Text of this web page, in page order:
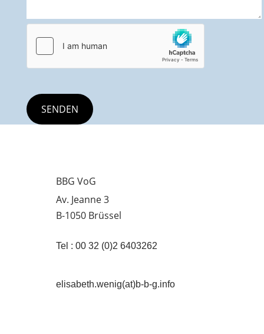
BBG VoG
Av. Jeanne 3
B-1050 Brüssel
Tel : 00 32 (0)2 6403262
elisabeth.wenig(at)b-b-g.info